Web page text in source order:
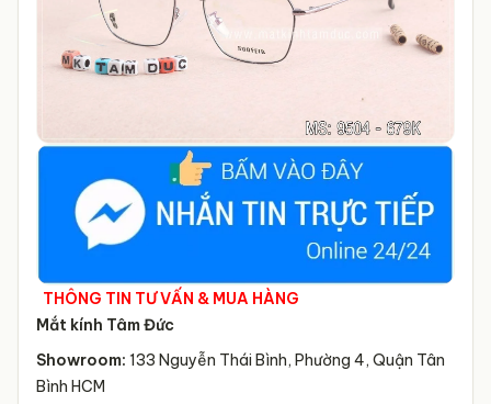
THÔNG TIN TƯ VẤN & MUA HÀNG
Mắt kính Tâm Đức
Showroom: 133 Nguyễn Thái Bình, Phường 4, Quận Tân
Bình HCM